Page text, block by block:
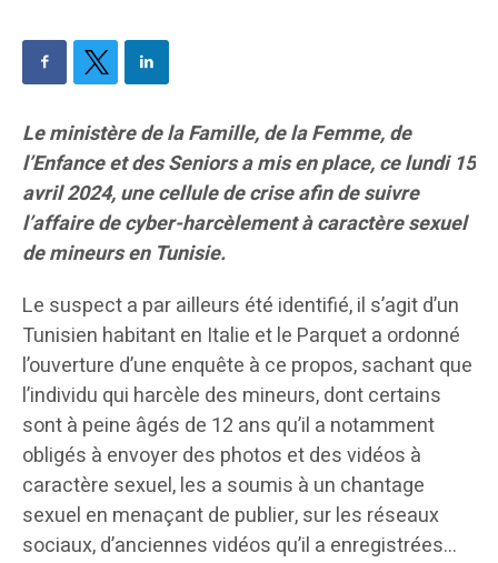
Le ministère de la Famille, de la Femme, de
l’Enfance et des Seniors a mis en place, ce lundi 15
avril 2024, une cellule de crise afin de suivre
l’affaire de cyber-harcèlement à caractère sexuel
de mineurs en Tunisie.
Le suspect a par ailleurs été identifié, il s’agit d’un
Tunisien habitant en Italie et le Parquet a ordonné
l’ouverture d’une enquête à ce propos, sachant que
l’individu qui harcèle des mineurs, dont certains
sont à peine âgés de 12 ans qu’il a notamment
obligés à envoyer des photos et des vidéos à
caractère sexuel, les a soumis à un chantage
sexuel en menaçant de publier, sur les réseaux
sociaux, d’anciennes vidéos qu’il a enregistrées…